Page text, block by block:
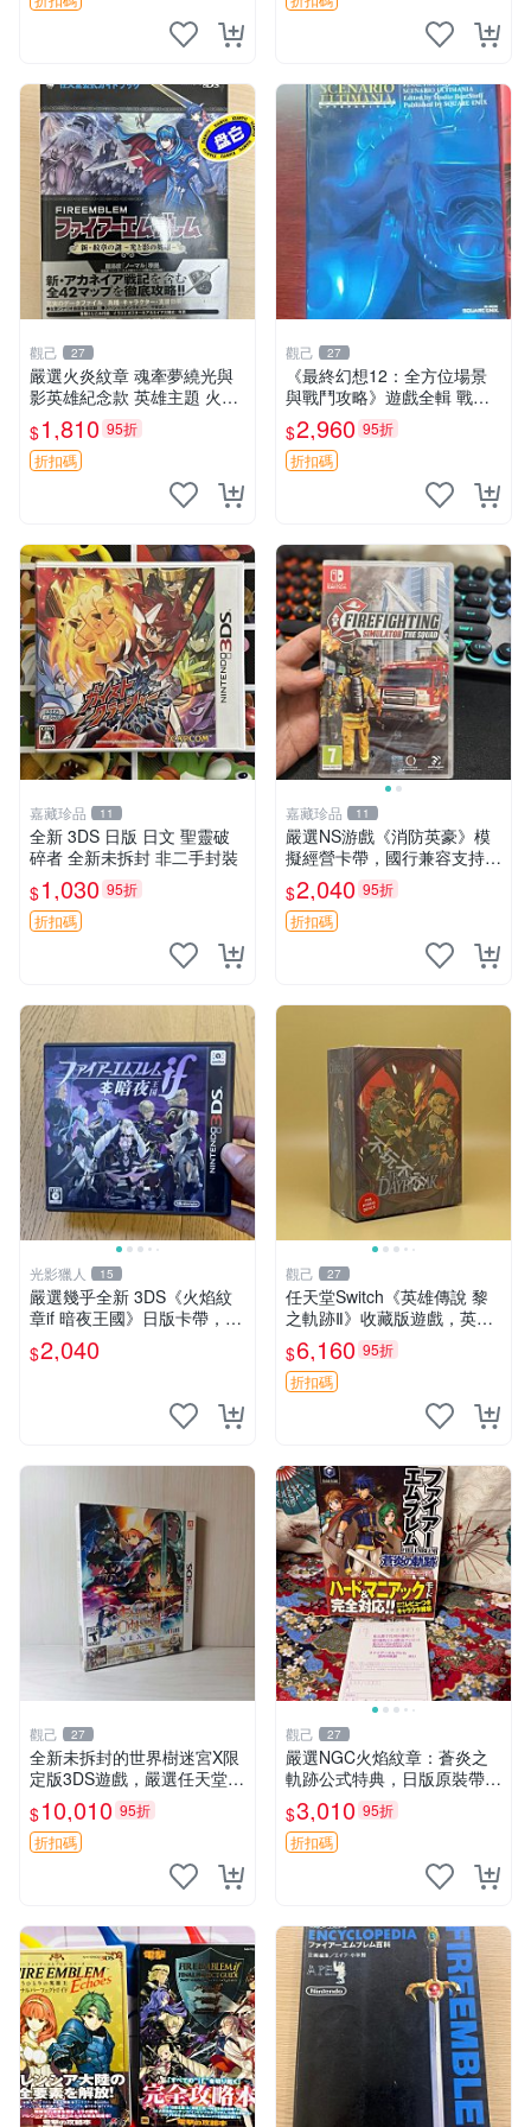
觀己 27
嚴選火炎紋章 魂牽夢繞光與
影英雄紀念款 英雄主題 火炎
紋章 武器收藏
$1,810 95折
折扣碼
觀己 27
《最終幻想12：全方位場景
與戰鬥攻略》遊戲全輯 戰略
遊戲 攻略書 全景解析
$2,960 95折
折扣碼
嘉藏珍品 11
全新 3DS 日版 日文 聖靈破
碎者 全新未拆封 非二手封裝
$1,030 95折
折扣碼
嘉藏珍品 11
嚴選NS游戲《消防英豪》模
擬經營卡帶，國行兼容支持中
文顯示，全新未拆封直送！消
防模擬游戲推薦收藏 消防模
擬 游戲卡帶 Switch游戲
$2,040 95折
折扣碼
光影獵人 15
嚴選幾乎全新 3DS《火焰紋
章if 暗夜王國》日版卡帶，附
原裝盒子保存極佳，卡帶乾淨
無刮痕，讀取正常即插即玩。
$2,040
觀己 27
任天堂Switch《英雄傳說 黎
之軌跡Ⅱ》收藏版遊戲，英文
原裝全新未開包 Daybreak 2
收藏版 游戲機臺
$6,160 95折
折扣碼
觀己 27
全新未拆封的世界樹迷宮X限
定版3DS遊戲，嚴選任天堂現
貨 世界樹迷宮 X 限定 版本
游戲 任天堂 3ds
$10,010 95折
折扣碼
觀己 27
嚴選NGC火焰紋章：蒼炎之
軌跡公式特典，日版原裝帶側
邊函套，保存極佳95成新 蒼
炎之軌跡 公式特典 NGC日版
$3,010 95折
折扣碼